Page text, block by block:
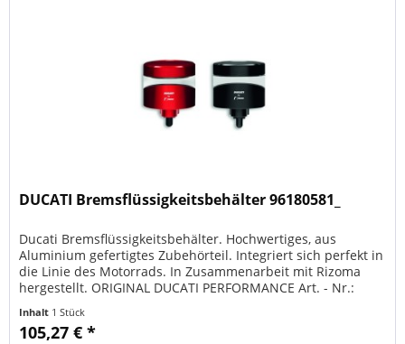
DUCATI Bremsflüssigkeitsbehälter 96180581_
Ducati Bremsflüssigkeitsbehälter. Hochwertiges, aus
Aluminium gefertigtes Zubehörteil. Integriert sich perfekt in
die Linie des Motorrads. In Zusammenarbeit mit Rizoma
hergestellt. ORIGINAL DUCATI PERFORMANCE Art. - Nr.:
Inhalt 1 Stück
105,27 € *